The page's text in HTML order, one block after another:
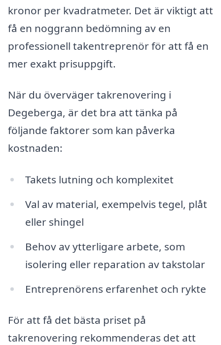
kronor per kvadratmeter. Det är viktigt att
få en noggrann bedömning av en
professionell takentreprenör för att få en
mer exakt prisuppgift.
När du överväger takrenovering i
Degeberga, är det bra att tänka på
följande faktorer som kan påverka
kostnaden:
Takets lutning och komplexitet
Val av material, exempelvis tegel, plåt
eller shingel
Behov av ytterligare arbete, som
isolering eller reparation av takstolar
Entreprenörens erfarenhet och rykte
För att få det bästa priset på
takrenovering rekommenderas det att